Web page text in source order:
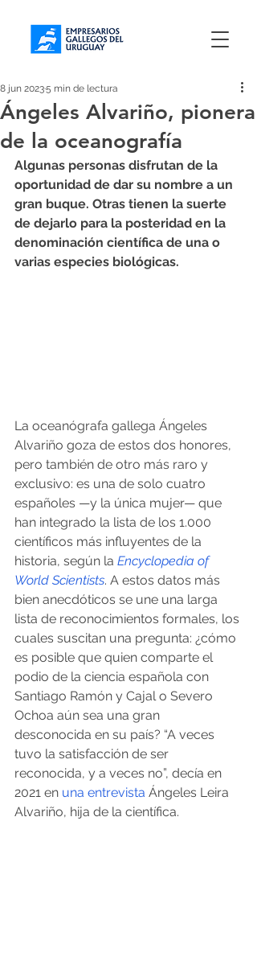
Ángeles Alvariño, pionera
de la oceanografía
8 jun 20235 min de lectura
Algunas personas disfrutan de la
oportunidad de dar su nombre a un
gran buque. Otras tienen la suerte
de dejarlo para la posteridad en la
denominación científica de una o
varias especies biológicas.
La oceanógrafa gallega Ángeles
Alvariño goza de estos dos honores,
pero también de otro más raro y
exclusivo: es una de solo cuatro
españoles —y la única mujer— que
han integrado la lista de los 1.000
científicos más influyentes de la
historia, según la Encyclopedia of
World Scientists. A estos datos más
bien anecdóticos se une una larga
lista de reconocimientos formales, los
cuales suscitan una pregunta: ¿cómo
es posible que quien comparte el
podio de la ciencia española con
Santiago Ramón y Cajal o Severo
Ochoa aún sea una gran
desconocida en su país? “A veces
tuvo la satisfacción de ser
reconocida, y a veces no”, decía en
2021 en una entrevista Ángeles Leira
Alvariño, hija de la científica.